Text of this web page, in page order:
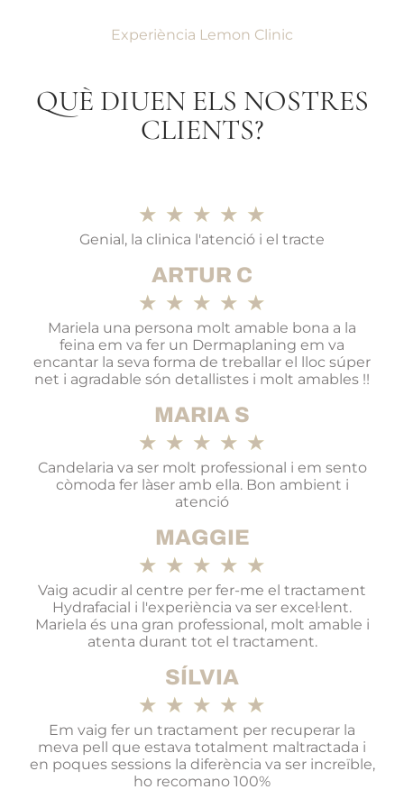
Experiència Lemon Clinic
QUÈ DIUEN ELS NOSTRES
CLIENTS?
★ ★ ★ ★ ★
Genial, la clinica l'atenció i el tracte
ARTUR C
★ ★ ★ ★ ★
Mariela una persona molt amable bona a la
feina em va fer un Dermaplaning em va
encantar la seva forma de treballar el lloc súper
net i agradable són detallistes i molt amables !!
MARIA S
★ ★ ★ ★ ★
Candelaria va ser molt professional i em sento
còmoda fer làser amb ella. Bon ambient i
atenció
MAGGIE
★ ★ ★ ★ ★
Vaig acudir al centre per fer-me el tractament
Hydrafacial i l'experiència va ser excel·lent.
Mariela és una gran professional, molt amable i
atenta durant tot el tractament.
SÍLVIA
★ ★ ★ ★ ★
Em vaig fer un tractament per recuperar la
meva pell que estava totalment maltractada i
en poques sessions la diferència va ser increïble,
ho recomano 100%